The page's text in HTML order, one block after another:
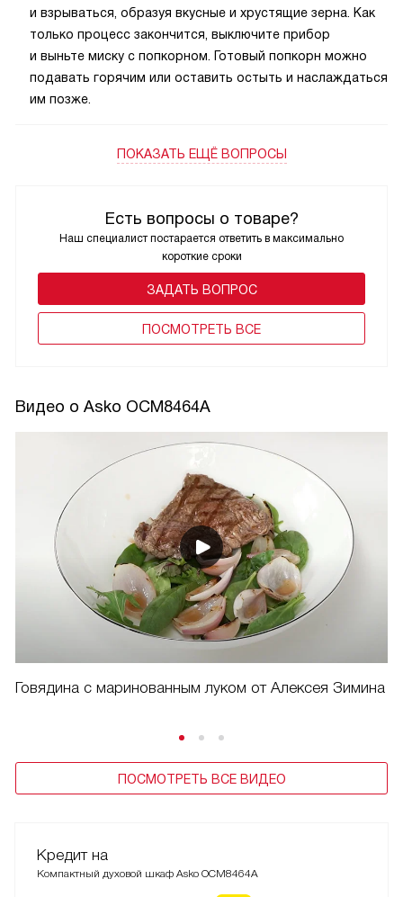
Есть вопросы о товаре?
Наш специалист постарается ответить в максимально
короткие сроки
ЗАДАТЬ ВОПРОС
ПОCМОТРЕТЬ ВСЕ
и взрываться, образуя вкусные и хрустящие зерна. Как
только процесс закончится, выключите прибор
и выньте миску с попкорном. Готовый попкорн можно
подавать горячим или оставить остыть и наслаждаться
им позже.
ПОКАЗАТЬ ЕЩЁ ВОПРОСЫ
Видео о Asko OCM8464A
Говядина с маринованным луком от Алексея Зимина
ПОСМОТРЕТЬ ВСЕ ВИДЕО
Кредит на
Компактный духовой шкаф Asko OCM8464A